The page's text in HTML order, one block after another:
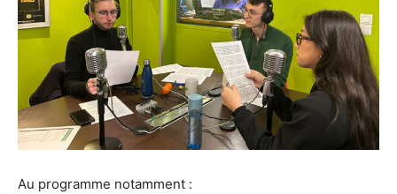
Au programme notamment :